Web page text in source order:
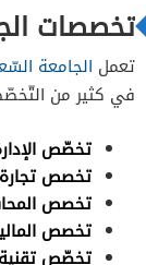
تخصصات
تعمل الجامعة
في كثير من
تخصّص
تخصص تجارة
تخصص
تخصص
تخصّص